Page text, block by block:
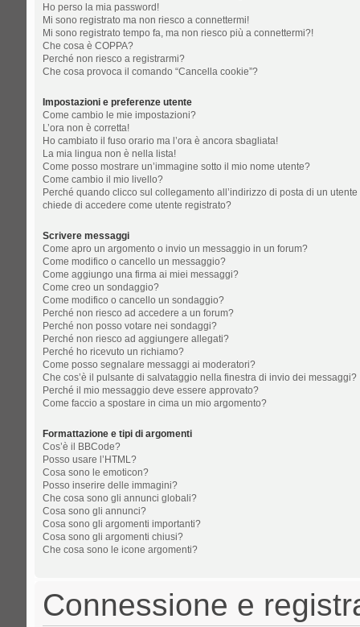
Ho perso la mia password!
Mi sono registrato ma non riesco a connettermi!
Mi sono registrato tempo fa, ma non riesco più a connettermi?!
Che cosa è COPPA?
Perché non riesco a registrarmi?
Che cosa provoca il comando “Cancella cookie”?
Impostazioni e preferenze utente
Come cambio le mie impostazioni?
L’ora non è corretta!
Ho cambiato il fuso orario ma l’ora è ancora sbagliata!
La mia lingua non è nella lista!
Come posso mostrare un’immagine sotto il mio nome utente?
Come cambio il mio livello?
Perché quando clicco sul collegamento all’indirizzo di posta di un utente
chiede di accedere come utente registrato?
Scrivere messaggi
Come apro un argomento o invio un messaggio in un forum?
Come modifico o cancello un messaggio?
Come aggiungo una firma ai miei messaggi?
Come creo un sondaggio?
Come modifico o cancello un sondaggio?
Perché non riesco ad accedere a un forum?
Perché non posso votare nei sondaggi?
Perché non riesco ad aggiungere allegati?
Perché ho ricevuto un richiamo?
Come posso segnalare messaggi ai moderatori?
Che cos’è il pulsante di salvataggio nella finestra di invio dei messaggi?
Perché il mio messaggio deve essere approvato?
Come faccio a spostare in cima un mio argomento?
Formattazione e tipi di argomenti
Cos’è il BBCode?
Posso usare l’HTML?
Cosa sono le emoticon?
Posso inserire delle immagini?
Che cosa sono gli annunci globali?
Cosa sono gli annunci?
Cosa sono gli argomenti importanti?
Cosa sono gli argomenti chiusi?
Che cosa sono le icone argomenti?
Connessione e